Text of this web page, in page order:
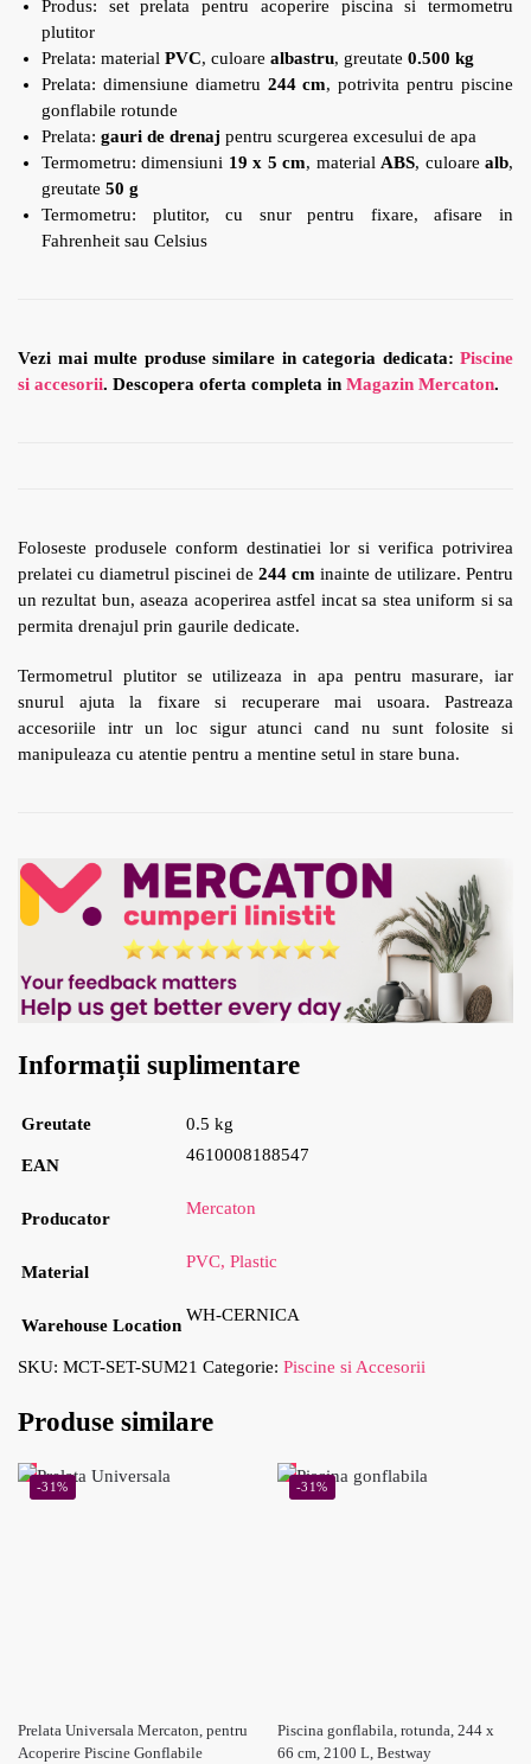
Produs: set prelata pentru acoperire piscina si termometru
plutitor
Prelata: material PVC, culoare albastru, greutate 0.500 kg
Prelata: dimensiune diametru 244 cm, potrivita pentru piscine
gonflabile rotunde
Prelata: gauri de drenaj pentru scurgerea excesului de apa
Termometru: dimensiuni 19 x 5 cm, material ABS, culoarealb,
greutate 50 g
Termometru: plutitor, cu snur pentru fixare, afisare in
Fahrenheit sau Celsius
Vezi mai multe produse similare in categoria dedicata: Piscine
si accesorii. Descopera oferta completa in Magazin Mercaton.
Foloseste produsele conform destinatiei lor si verifica potrivirea
prelatei cu diametrul piscinei de 244 cm inainte de utilizare. Pentru
un rezultat bun, aseaza acoperirea astfel incat sa stea uniform si sa
permita drenajul prin gaurile dedicate.
Termometrul plutitor se utilizeaza in apa pentru masurare, iar
snurul ajuta la fixare si recuperare mai usoara. Pastreaza
accesoriile intr un loc sigur atunci cand nu sunt folosite si
manipuleaza cu atentie pentru a mentine setul in stare buna.
Informații suplimentare
Greutate 0.5 kg
EAN
4610008188547
Producator
Mercaton
Material
PVC, Plastic
Warehouse Location
WH-CERNICA
SKU: MCT-SET-SUM21 Categorie: Piscine si Accesorii
Produse similare
-31%
Prelata Universala Mercaton, pentru
Acoperire Piscine Gonflabile
-31%
Piscina gonflabila, rotunda, 244 x
66 cm, 2100 L, Bestway